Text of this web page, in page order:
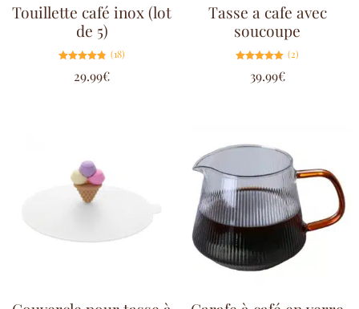
Touillette café inox (lot
de 5)
4.78
sur 5
(18)
29.99€
Tasse a cafe avec
soucoupe
5.00
sur 5
(2)
39.99€